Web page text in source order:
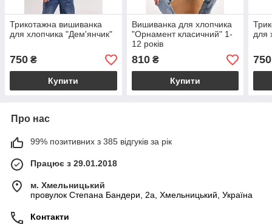
Трикотажна вишиванка
для хлопчика "Дем'янчик"
750 ₴
Купити
Вишиванка для хлопчика
"Орнамент класичний" 1-
12 років
810₴
Купити
для
750
Про нас
99% позитивних з 385 відгуків за рік
Працює з 29.01.2018
м. Хмельницький
провулок Степана Бандери, 2a, Хмельницький, Україна
Контакти